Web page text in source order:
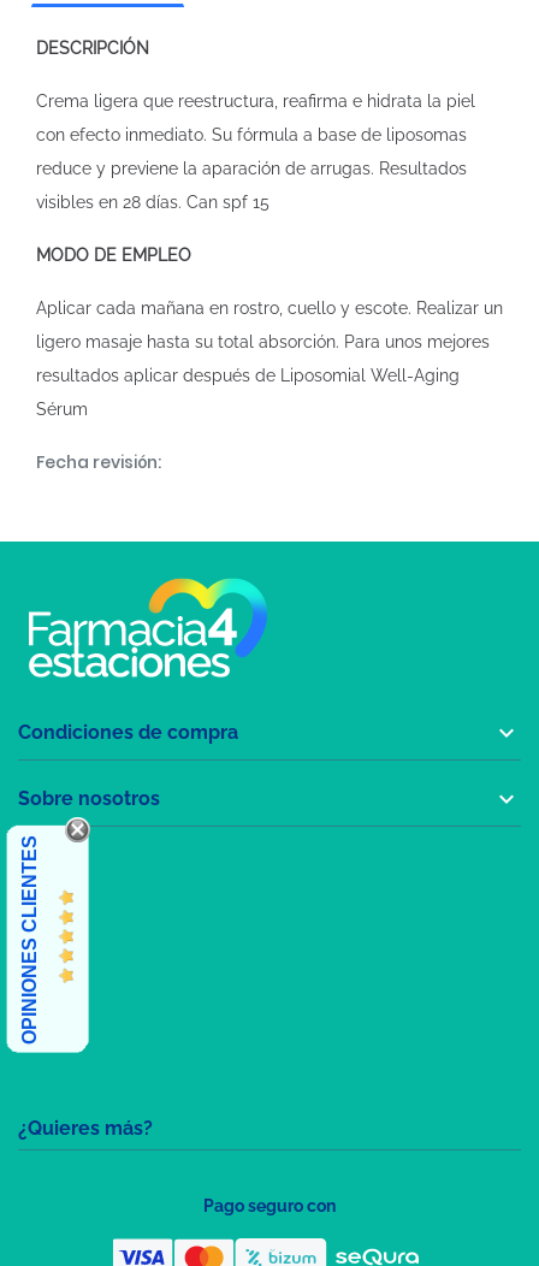
DESCRIPCIÓN
Crema ligera que reestructura, reafirma e hidrata la piel
con efecto inmediato. Su fórmula a base de liposomas
reduce y previene la aparación de arrugas. Resultados
visibles en 28 días. Can spf 15
MODO DE EMPLEO
Aplicar cada mañana en rostro, cuello y escote. Realizar un
ligero masaje hasta su total absorción. Para unos mejores
resultados aplicar después de Liposomial Well-Aging
Sérum
Fecha revisión:
¿Quieres más?
Condiciones de compra 
Sobre nosotros 
OPINIONES CLIENTES
Pago seguro con